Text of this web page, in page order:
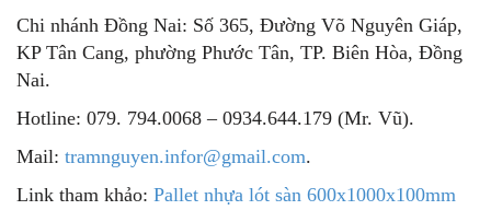
Chi nhánh Đồng Nai: Số 365, Đường Võ Nguyên Giáp,
KP Tân Cang, phường Phước Tân, TP. Biên Hòa, Đồng
Nai.
Hotline: 079. 794.0068 – 0934.644.179 (Mr. Vũ).
Mail: tramnguyen.infor@gmail.com.
Link tham khảo: Pallet nhựa lót sàn 600x1000x100mm